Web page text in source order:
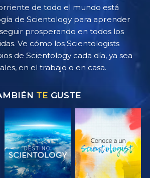
de todo el mundo está
de Scientology para aprender
prosperando en todos los
Ve cómo los Scientologists
de Scientology cada día, ya sea
en el trabajo o en casa.
TE GUSTE